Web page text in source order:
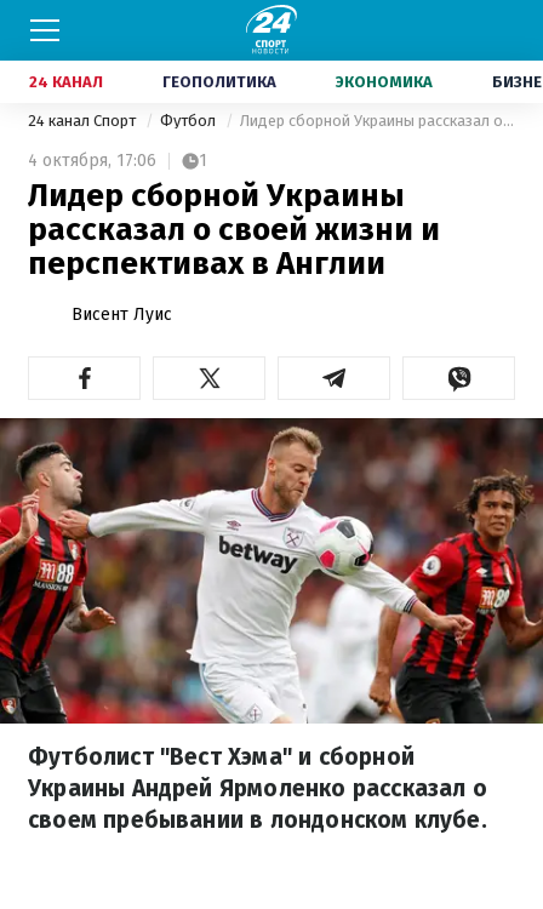
24 КАНАЛ ГЕОПОЛИТИКА ЭКОНОМИКА
24 канал Спорт Футбол Лидер сборной Украины рассказал о своей жизни и перспективах в Англии
4 октября, 17:06 1
Лидер сборной Украины
рассказал о своей жизни и
перспективах в Англии
Висент Луис
Футболист "Вест Хэма" и сборной
Украины Андрей Ярмоленко рассказал о
своем пребывании в лондонском клубе.